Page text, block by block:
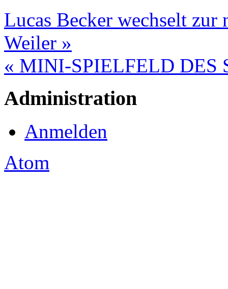
Lucas Becker wechselt zur
Weiler »
« MINI-SPIELFELD DES
Administration
Anmelden
Atom